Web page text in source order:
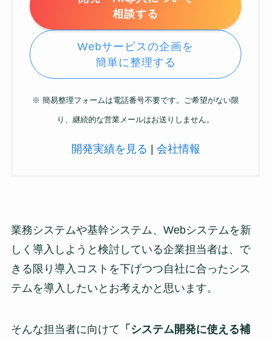
相談する
Webサービスの企画を
簡単に整理する
※ 簡易整理フォームは電話番号不要です。ご希望がない限
り、継続的な営業メールはお送りしません。
開発実績を見る | 会社情報
業務システムや基幹システム、Webシステムを新
しく導入しようと検討している企業担当者は、で
きる限り導入コストを下げつつ自社に合ったシス
テムを導入したいとお考えかと思います。
そんな担当者に向けて 「システム開発に使える補